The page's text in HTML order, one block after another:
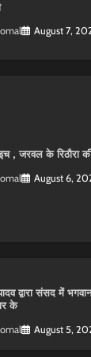
August 7,
, जरवल के रिठौरा
August 6,
द्वारा संसद में
के
August 5,